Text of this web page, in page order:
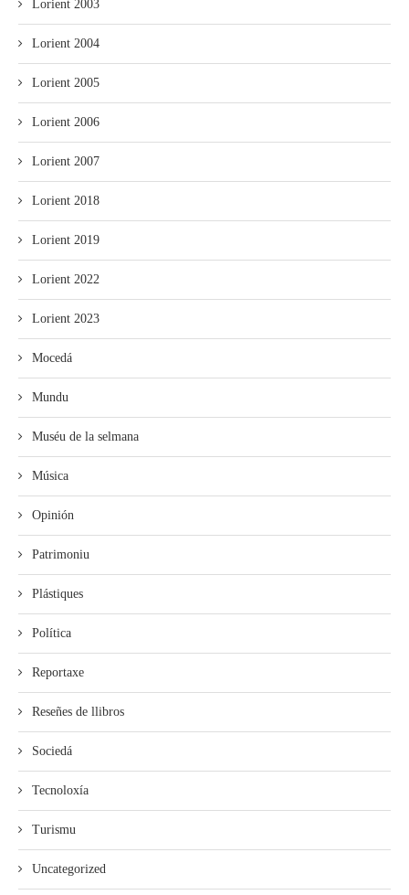
Lorient 2003
Lorient 2004
Lorient 2005
Lorient 2006
Lorient 2007
Lorient 2018
Lorient 2019
Lorient 2022
Lorient 2023
Mocedá
Mundu
Muséu de la selmana
Música
Opinión
Patrimoniu
Plástiques
Política
Reportaxe
Reseñes de llibros
Sociedá
Tecnoloxía
Turismu
Uncategorized